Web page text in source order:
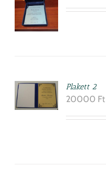
Plakett 2
20000 Ft